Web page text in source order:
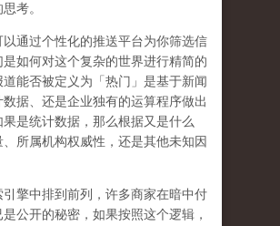
考。
以通过个性化的推送平台为你筛选信
是如何对这个复杂的世界进行精简的
能否被定义为「热门」是基于新闻
据、还是企业独有的运算程序做出
果是统计数据，那么根据又是什么
所属机构权威性，还是其他未知因
引擎中排到前列，许多商家在暗中付
公开的秘密，如果按照这个逻辑，